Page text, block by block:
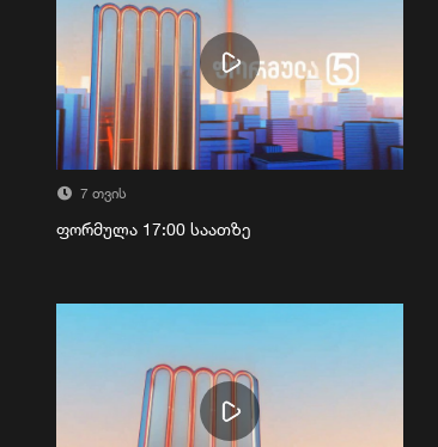
7 თვის
ფორმულა 17:00 საათზე